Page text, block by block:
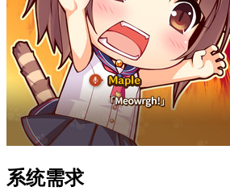
系统需求